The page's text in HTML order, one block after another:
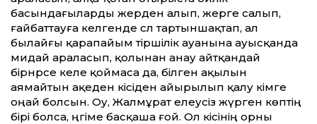
басындағыларды жерден алып, жерге салып,
ғайбаттауға келгенде сәл тартыншақтап, ал
былайғы қарапайым тіршілік ауанына ауысқанда
мидай араласып, қолынан анау айтқандай
бірнәрсе келе қоймаса да, білген ақылын
аямайтын ақеден кісіден айырылып қалу кімге
оңай болсын. Оу, Жалмұрат елеусіз жүрген көптің
бірі болса, әңгіме басқаша ғой. Ол кісінің орны